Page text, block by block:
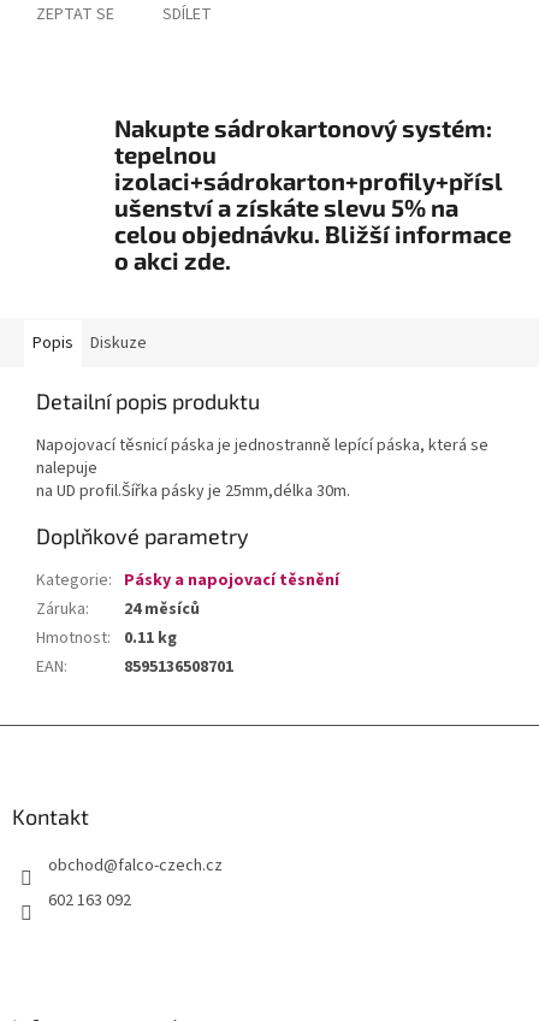
ZEPTAT SE SDÍLET
Nakupte sádrokartonový systém:
tepelnou
izolaci+sádrokarton+profily+přísl
ušenství a získáte slevu 5% na
celou objednávku. Bližší informace
o akci zde.
Popis Diskuze
Detailní popis produktu
Napojovací těsnicí páska je jednostranně lepící páska, která se
nalepuje
na UD profil.Šířka pásky je 25mm,délka 30m.
Doplňkové parametry
Kategorie: Pásky a napojovací těsnění
Záruka:
24 měsíců
Hmotnost:
0.11 kg
EAN: 8595136508701
Kontakt
obchod@falco-czech.cz
602 163 092